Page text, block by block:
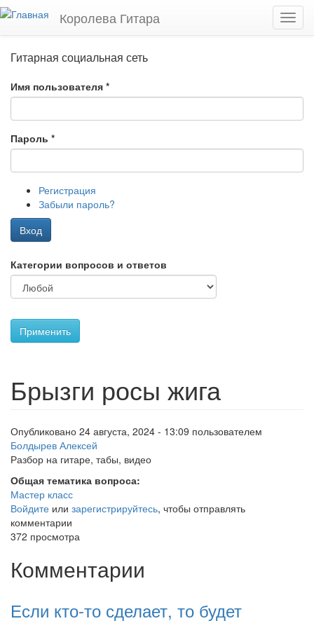
Перейти к основному содержанию
Королева Гитара
Гитарная социальная сеть
Имя пользователя *
Пароль *
Регистрация
Забыли пароль?
Вход
Категории вопросов и ответов
Применить
Брызги росы жига
Опубликовано 24 августа, 2024 - 13:09 пользователем
Болдырев Алексей
Разбор на гитаре, табы, видео
Общая тематика вопроса:
Мастер класс
Войдите или зарегистрируйтесь, чтобы отправлять
комментарии
372 просмотра
Комментарии
Если кто-то сделает, то будет